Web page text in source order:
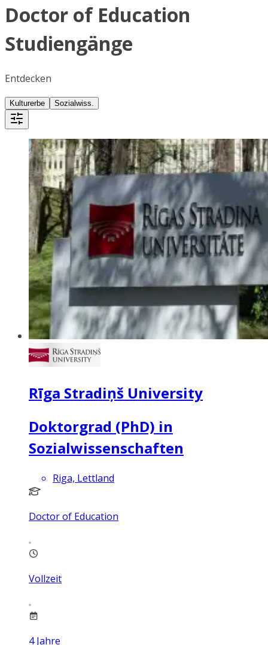
Doctor of Education
Studiengänge
Entdecken
Kulturerbe Sozialwiss.
Rīga Stradiņš University
Doktorgrad (PhD) in
Sozialwissenschaften
Riga, Lettland
Doctor of Education
Vollzeit
4 Jahre